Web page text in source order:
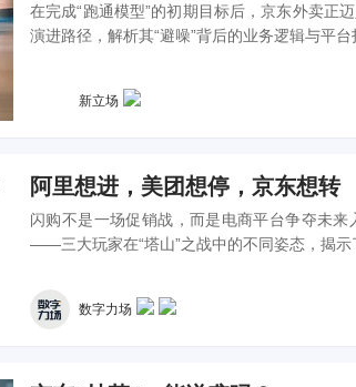
在完成“跑通模型”的初期目标后，京东外卖正
演进路径，解析其“避噪”背后的业务逻辑与平台
新立场
阿里想进，美团想停，京东想转
闪购不是一场促销战，而是电商平台争夺未
——三大玩家在“塔山”之战中的不同姿态，揭示
数字力场